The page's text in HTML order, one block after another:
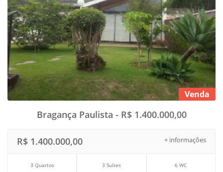
Venda
Bragança Paulista - R$ 1.400.000,00
+ informações
R$ 1.400.000,00
3 Quartos 3 Suítes 6 WC